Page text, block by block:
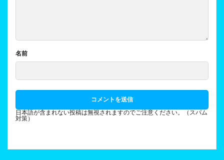
名前
日本語が含まれない投稿は無視されますのでご注意ください。（スパム
対策）